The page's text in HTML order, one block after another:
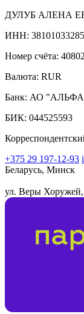
ДУЛУБ АЛЕНА
ИНН:
Номер счёта:
Валюта: RUR
Банк: АО
БИК: 044525593
+375 29 197-12-93
Беларусь, Минск
ул. Веры